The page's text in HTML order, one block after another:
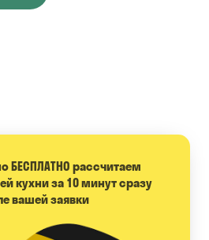
БЕСПЛАТНО расcчитаем
кухни за 10 минут сразу
вашей заявки